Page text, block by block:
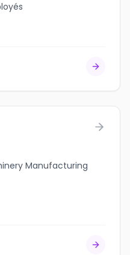
Manufacturing